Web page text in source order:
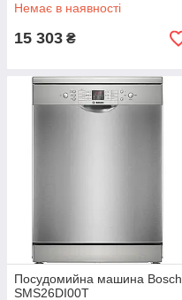
Немає в наявності
15 303 ₴
Посудомийна машина Bosch
SMS26DI00T